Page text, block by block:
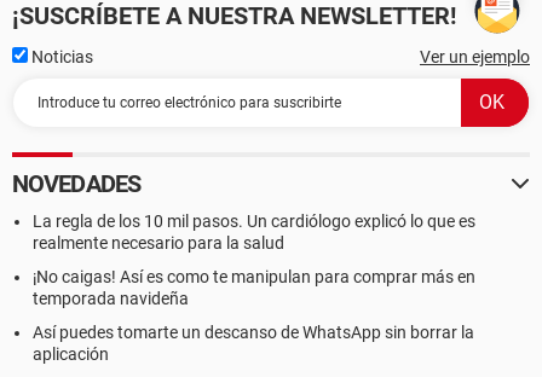
¡SUSCRÍBETE A NUESTRA NEWSLETTER!
Noticias Ver un ejemplo
NOVEDADES
La regla de los 10 mil pasos. Un cardiólogo explicó lo que es
realmente necesario para la salud
¡No caigas! Así es como te manipulan para comprar más en
temporada navideña
Así puedes tomarte un descanso de WhatsApp sin borrar la
aplicación